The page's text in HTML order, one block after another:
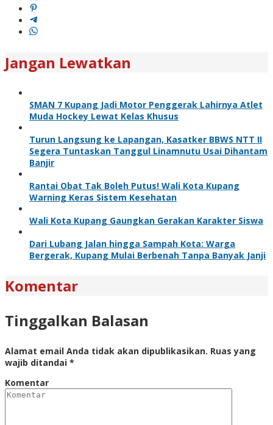
Jangan Lewatkan
SMAN 7 Kupang Jadi Motor Penggerak Lahirnya Atlet
Muda Hockey Lewat Kelas Khusus
Turun Langsung ke Lapangan, Kasatker BBWS NTT II
Segera Tuntaskan Tanggul Linamnutu Usai Dihantam
Banjir
Rantai Obat Tak Boleh Putus! Wali Kota Kupang
Warning Keras Sistem Kesehatan
Wali Kota Kupang Gaungkan Gerakan Karakter Siswa
Dari Lubang Jalan hingga Sampah Kota: Warga
Bergerak, Kupang Mulai Berbenah Tanpa Banyak Janji
Komentar
Tinggalkan Balasan
Alamat email Anda tidak akan dipublikasikan. Ruas yang
wajib ditandai *
Komentar